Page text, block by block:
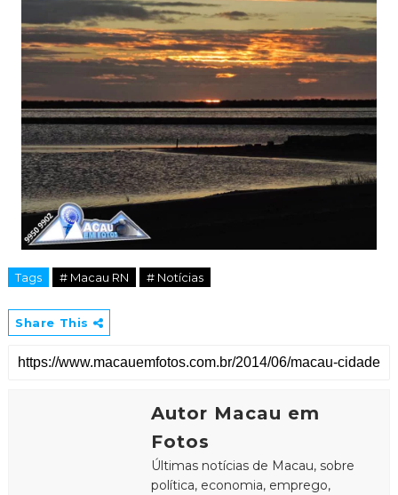
Tags # Macau RN # Notícias
Share This
Autor Macau em
Fotos
Últimas notícias de Macau, sobre
política, economia, emprego,